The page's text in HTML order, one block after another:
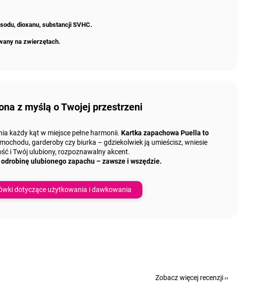
dioxanu, substancji SVHC.
na zwierzętach.
z myślą o Twojej przestrzeni
każdy kąt w miejsce pełne harmonii. Kartka zapachowa Puella to
garderoby czy biurka – gdziekolwiek ją umieścisz, wniesie
i Twój ulubiony, rozpoznawalny akcent.
ulubionego zapachu – zawsze i wszędzie.
dotyczące użytkowania i dawkowania
Zobacz więcej recenzji